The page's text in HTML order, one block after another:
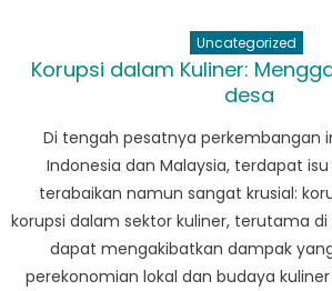
Uncategorized
Korupsi dalam Kuliner:
desa
Di tengah pesatnya perkembangan
Indonesia dan Malaysia, terdapat
terabaikan namun sangat krusial:
korupsi dalam sektor kuliner, terutama
dapat mengakibatkan dampak
perekonomian lokal dan budaya